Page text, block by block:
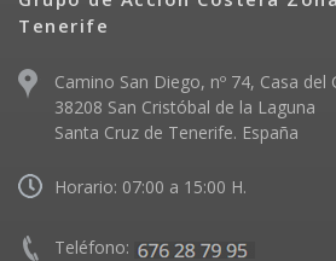
Tenerife
Camino San Diego, nº 74, Casa del
38208 San Cristóbal de la Laguna
Santa Cruz de Tenerife. España
Horario: 07:00 a 15:00 H.
Teléfono: